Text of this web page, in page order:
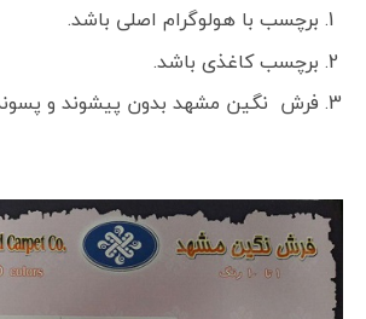
برچسب با هولوگرام اصلی باشد.
برچسب کاغذی باشد.
فرش نگین مشهد بدون پیشوند و